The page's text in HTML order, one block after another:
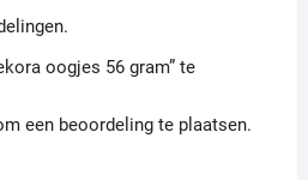
oogjes 56 gram” te
een beoordeling te plaatsen.